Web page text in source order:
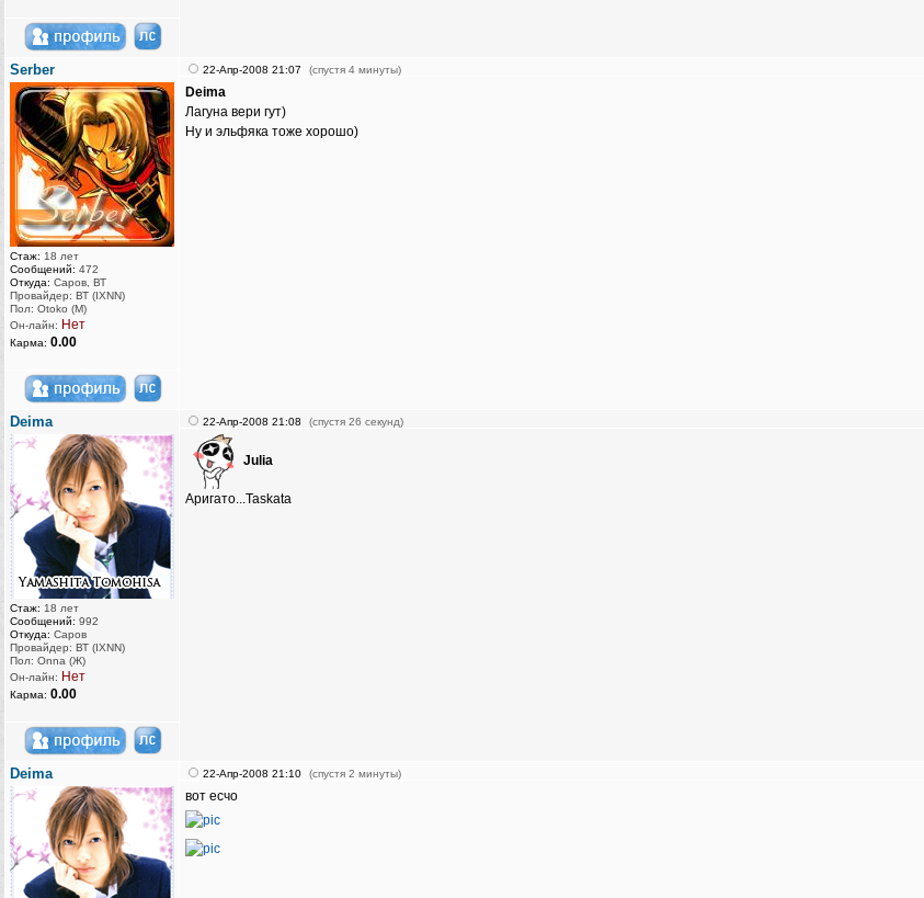
Serber
Стаж: 18 лет
Сообщений: 472
Откуда: Саров, ВТ
Провайдер: ВТ (IXNN)
Пол: Otoko (M)
Он-лайн: Нет
Карма: 0.00
22-Апр-2008 21:07 (спустя 4 минуты)
Deima
Лагуна вери гут)
Ну и эльфяка тоже хорошо)
Deima
Стаж: 18 лет
Сообщений: 992
Откуда: Саров
Провайдер: ВТ (IXNN)
Пол: Onna (Ж)
Он-лайн: Нет
Карма: 0.00
22-Апр-2008 21:08 (спустя 26 секунд)
Julia
Аригато...Taskata
Deima 22-Апр-2008 21:10 (спустя 2 минуты)
вот есчо